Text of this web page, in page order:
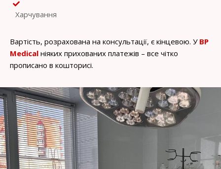
Харчування
Вартість, розрахована на консультації, є кінцевою. У BP
Medical ніяких прихованих платежів – все чітко
прописано в кошторисі.